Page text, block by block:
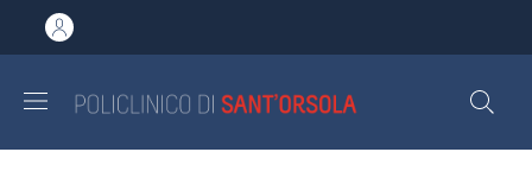
al contenuto principale
to footer content